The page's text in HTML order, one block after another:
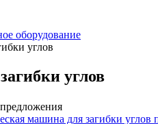
оборудование
углов
углов